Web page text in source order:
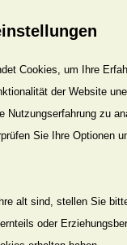
an diesen
Rückmeldung bei
vorhanden
mitbringen.
Cookies, um Ihre
der Website
Nutzungserfahrung zu
Sie Ihre Optionen
alt sind, stellen Sie
oder